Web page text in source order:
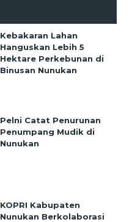
Kebakaran Lahan
Hanguskan Lebih 5
Hektare Perkebunan di
Binusan Nunukan
Pelni Catat Penurunan
Penumpang Mudik di
Nunukan
KOPRI Kabupaten
Nunukan Berkolaborasi